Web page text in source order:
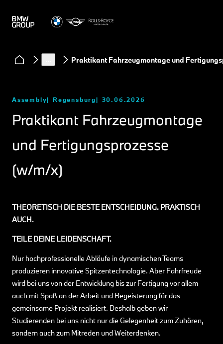
Praktikant Fahrzeugmontage und
Assembly Regensburg 30.06.2026
Praktikant Fahrzeugmontage
und Fertigungsprozesse
(w/m/x)
THEORETISCH DIE BESTE ENTSCHEIDUNG. PRAKTISCH
AUCH.
TEILE DEINE LEIDENSCHAFT.
Nur hochprofessionelle Abläufe in dynamischen Teams
produzieren innovative Spitzentechnologie. Aber Fahrfreude
wird bei uns von der Entwicklung bis zur Fertigung vor allem
auch mit Spaß an der Arbeit und Begeisterung für das
gemeinsame Projekt realisiert. Deshalb geben wir
Studierenden bei uns nicht nur die Gelegenheit zum Zuhören,
sondern auch zum Mitreden und Weiterdenken.